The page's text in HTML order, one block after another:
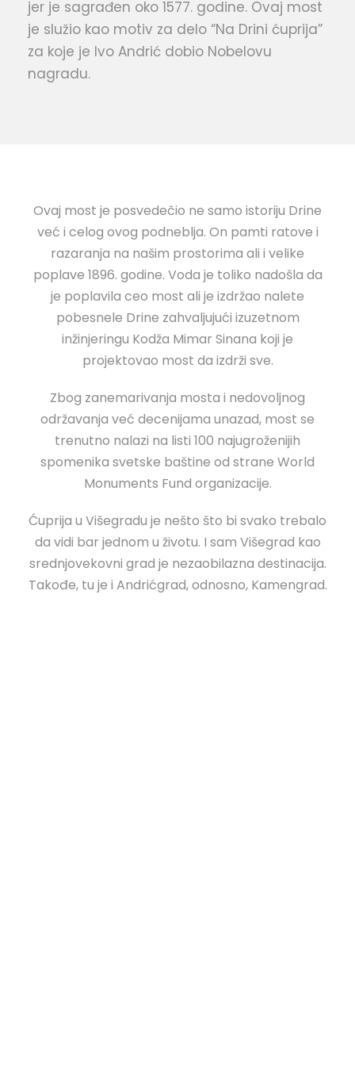
jer je sagrađen oko 1577. godine. Ovaj most
je služio kao motiv za delo “Na Drini ćuprija”
za koje je Ivo Andrić dobio Nobelovu
nagradu.
Ovaj most je posvedečio ne samo istoriju Drine
već i celog ovog podneblja. On pamti ratove i
razaranja na našim prostorima ali i velike
poplave 1896. godine. Voda je toliko nadošla da
je poplavila ceo most ali je izdržao nalete
pobesnele Drine zahvaljujući izuzetnom
inžinjeringu Kodža Mimar Sinana koji je
projektovao most da izdrži sve.
Zbog zanemarivanja mosta i nedovoljnog
održavanja već decenijama unazad, most se
trenutno nalazi na listi 100 najugroženijih
spomenika svetske baštine od strane World
Monuments Fund organizacije.
Ćuprija u Višegradu je nešto što bi svako trebalo
da vidi bar jednom u životu. I sam Višegrad kao
srednjovekovni grad je nezaobilazna destinacija.
Takođe, tu je i Andrićgrad, odnosno, Kamengrad.